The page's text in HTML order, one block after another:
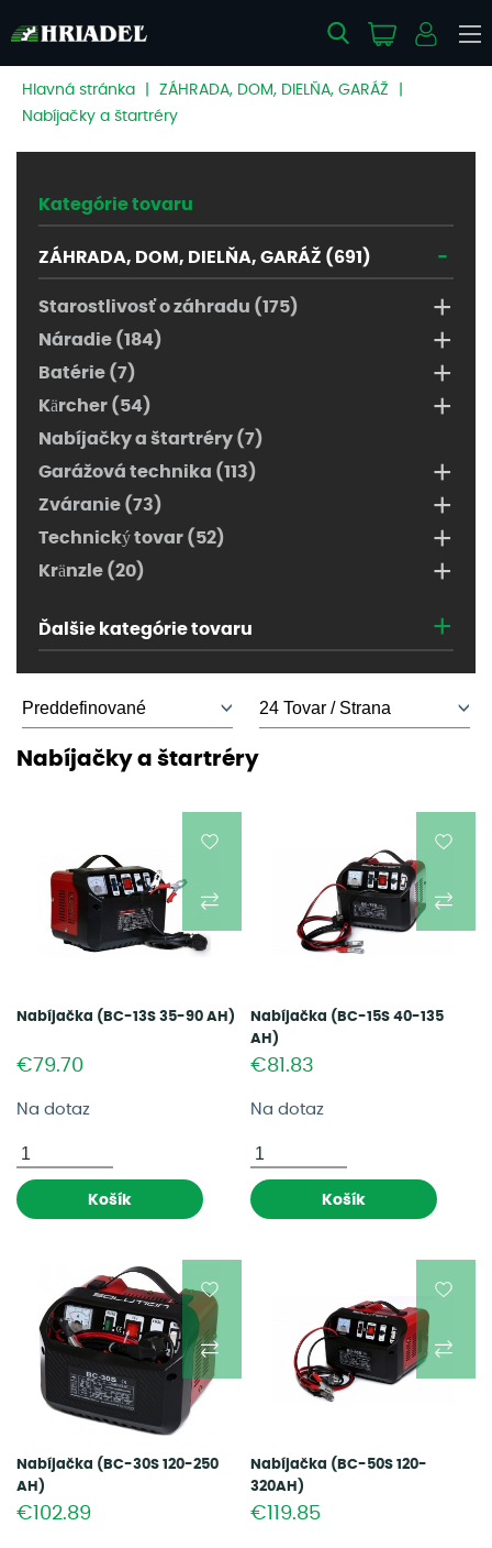
Hlavná stránka ZÁHRADA, DOM, DIELŇA, GARÁŽ
Nabíjačky a štartréry
Kategórie tovaru
ZÁHRADA, DOM, DIELŇA, GARÁŽ (691) -
Starostlivosť o záhradu (175) +
Náradie (184) +
Batérie (7) +
Kärcher (54) +
Nabíjačky a štartréry (7)
Garážová technika (113)
+
Zváranie (73) +
Technický tovar (52) +
Kränzle (20) +
Ďalšie kategórie tovaru +
Nabíjačky a štartréry
Nabíjačka (BC-13S 35-90 AH)
€79.70
Na dotaz
Košík
Nabíjačka (BC-15S 40-135
AH)
€81.83
Na dotaz
Košík
Nabíjačka (BC-30S 120-250
AH)
€102.89
Nabíjačka (BC-50S 120-
320AH)
€119.85